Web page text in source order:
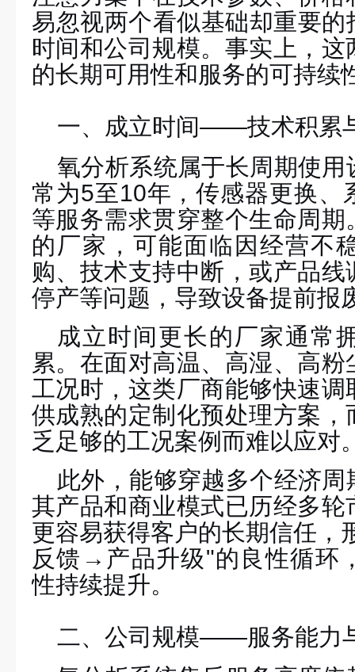
易忽视两个看似基础却重要的
时间和公司规模。事实上，这
的长期可用性和服务的可持续
一、 成立时间——技术积累
氧分析系统属于长周期使
常为5至10年，传感器更换、
等服务需求贯穿整个生命周
的厂家，可能面临因经营不
购、技术支持中断，或产品
停产等问题，导致设备提前报
成立时间更长的厂家通常
累。在面对高温、高湿、高
工况时，这类厂商能够快速
供成熟的定制化预处理方案
乏足够的工况案例 而难以应对
此外，能够穿越多个经济
其产品和商业模式已历经多
更容易获得客户的长期信任，
反馈→产品升级"的良性循环
性持续提升。
二、 公司规模——服务能力